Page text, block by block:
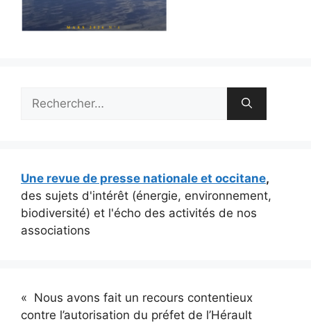
Une revue de presse nationale et occitane,
des sujets d'intérêt (énergie, environnement,
biodiversité) et l'écho des activités de nos
associations
« Nous avons fait un recours contentieux
contre l’autorisation du préfet de l’Hérault